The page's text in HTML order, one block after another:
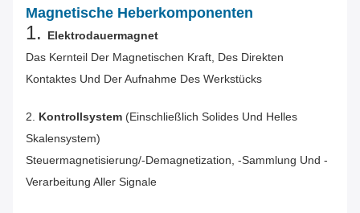
Magnetische Heberkomponenten
1.
Elektrodauermagnet
Das Kernteil Der Magnetischen Kraft, Des Direkten
Kontaktes Und Der Aufnahme Des Werkstücks
2. Kontrollsystem (einschließlich Solides Und Helles
Skalensystem)
Steuermagnetisierung/-Demagnetization, -sammlung Und -
Verarbeitung Aller Signale